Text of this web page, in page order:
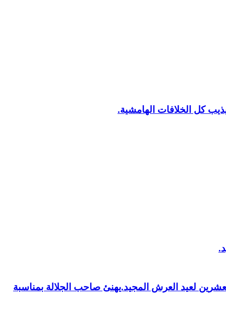
كل الخلافات الهامشية.
لعيد العرش المجيد.يهنئ صاحب الجلالة بمناسبة